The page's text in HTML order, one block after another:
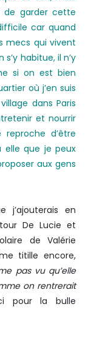
garder cette
car quand
mecs qui vivent
habitue, il n’y
si on est bien
où j’en suis
dans Paris
et nourrir
reproche d’être
elle que je peux
aux gens
j’ajouterais en
De Lucie et
de Valérie
titille encore,
pas vu qu’elle
on rentrerait
pour la bulle